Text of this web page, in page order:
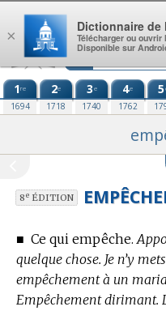
Aller au contenu
1re
1694
2e
1718
3e
1740
4e
1762
5
8eÉDITION
■ Ce qui empêche.
quelque chose. Je n’y
empêchement à un
Empêchement dirimant.
×
Dictionnaire de
Télécharger ou ouvrir
Disponible sur